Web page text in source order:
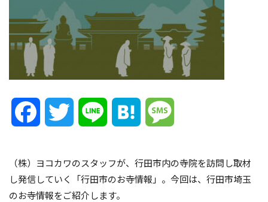
FacebookTwitter Line Hatena
（株）ヨコカワのスタッフが、行田市内の寺院を訪問し取材
し発信していく「行田市のお寺情報」。今回は、行田市埼玉
のお寺情報をご紹介します。